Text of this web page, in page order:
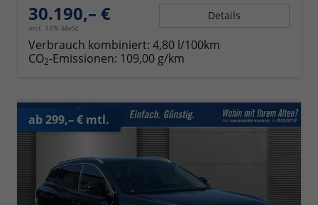
30.190,– €
incl. 19% MwSt.
Details
Verbrauch kombiniert: 4,80 l/100km
CO2-Emissionen: 109,00 g/km
ab 299,– € mtl.